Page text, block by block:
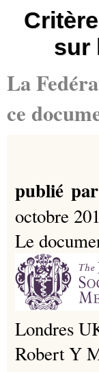
sur
La
ce
publié
octobre
Le
Londres
Robert Y